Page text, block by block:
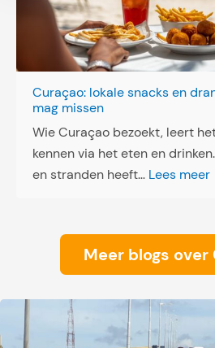
e
n
:
D
i
r
e
c
u
r
s
b
a
Curaçao: lokale snacks en
mag missen
Wie Curaçao bezoekt, leert
kennen via het eten en
en stranden heeft… Lees meer:
r
Meer blogs over